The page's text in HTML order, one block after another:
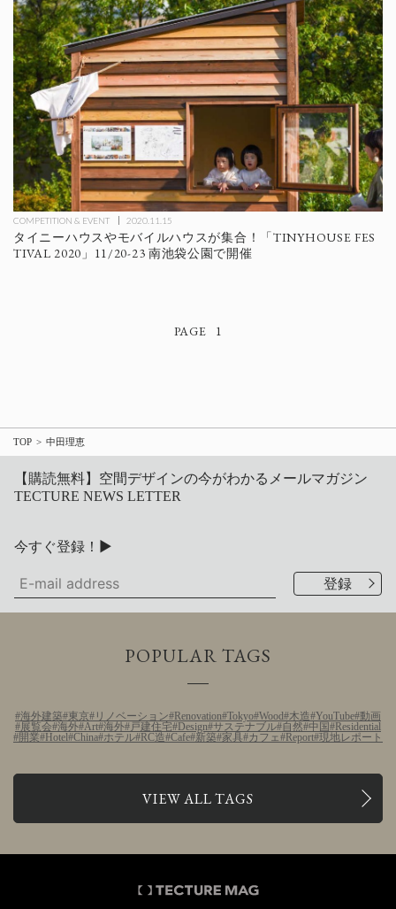
COMPETITION & EVENT 2020.11.15
タイニーハウスやモバイルハウスが集合！「TINYHOUSE FES
TIVAL 2020」11/20-23 南池袋公園で開催
1
TOP 中田理恵
【購読無料】空間デザインの今がわかるメールマガジン
TECTURE NEWS LETTER
今すぐ登録！▶
POPULAR TAGS
海外建築 東京 リノベーション Renovation Tokyo Wood 木造 YouTube 動画
展覧会 海外 Art 海外 戸建住宅 Design サステナブル 自然 中国 Residential
開業 Hotel China ホテル RC造 Cafe 新築 家具 カフェ Report 現地レポート
VIEW ALL TAGS